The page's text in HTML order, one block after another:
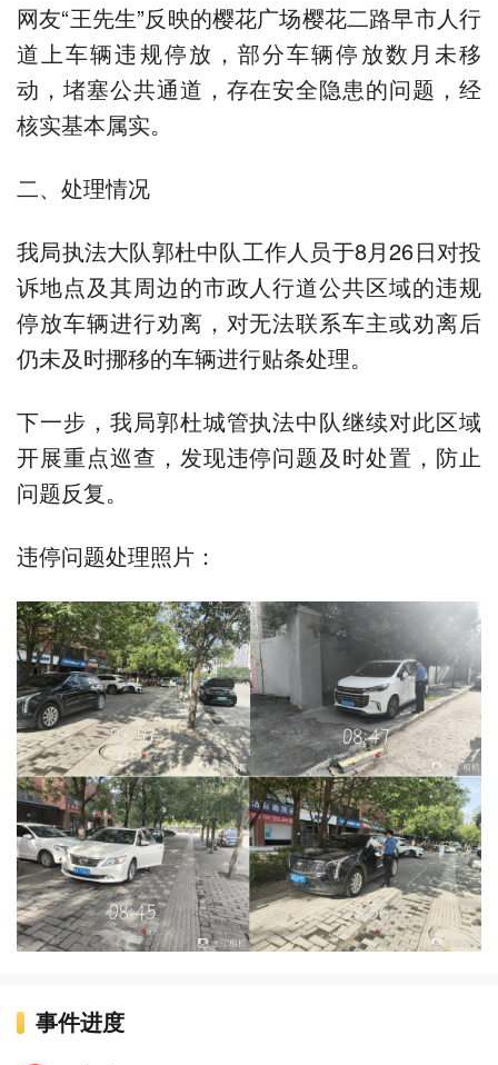
网友“王先生”反映的樱花广场樱花二路早市人行
道上车辆违规停放，部分车辆停放数月未移
动，堵塞公共通道，存在安全隐患的问题，经
核实基本属实。
二、处理情况
我局执法大队郭杜中队工作人员于8月26日对投
诉地点及其周边的市政人行道公共区域的违规
停放车辆进行劝离，对无法联系车主或劝离后
仍未及时挪移的车辆进行贴条处理。
下一步，我局郭杜城管执法中队继续对此区域
开展重点巡查，发现违停问题及时处置，防止
问题反复。
违停问题处理照片：
事件进度